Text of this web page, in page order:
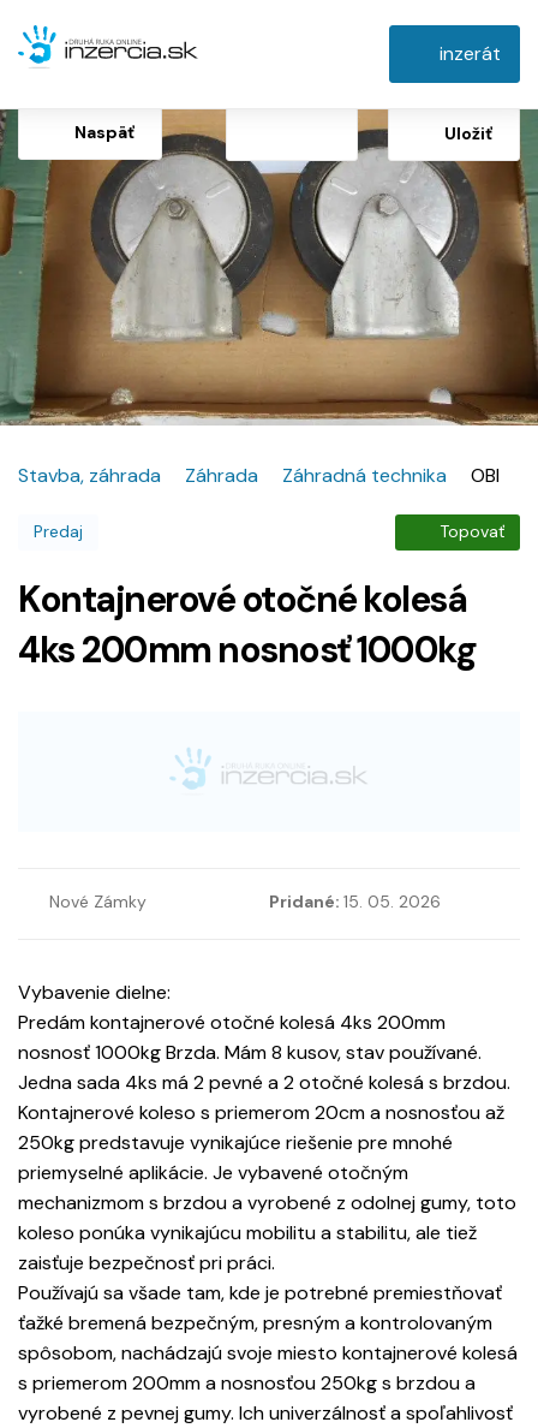
inzerát
Naspäť Uložiť
Stavba, záhrada Záhrada Záhradná technika OBI
Predaj Topovať
Kontajnerové otočné kolesá
4ks 200mm nosnosť 1000kg
Nové Zámky Pridané: 15. 05. 2026
Vybavenie dielne:
Predám kontajnerové otočné kolesá 4ks 200mm
nosnosť 1000kg Brzda. Mám 8 kusov, stav používané.
Jedna sada 4ks má 2 pevné a 2 otočné kolesá s brzdou.
Kontajnerové koleso s priemerom 20cm a nosnosťou až
250kg predstavuje vynikajúce riešenie pre mnohé
priemyselné aplikácie. Je vybavené otočným
mechanizmom s brzdou a vyrobené z odolnej gumy, toto
koleso ponúka vynikajúcu mobilitu a stabilitu, ale tiež
zaisťuje bezpečnosť pri práci.
Používajú sa všade tam, kde je potrebné premiestňovať
ťažké bremená bezpečným, presným a kontrolovaným
spôsobom, nachádzajú svoje miesto kontajnerové kolesá
s priemerom 200mm a nosnosťou 250kg s brzdou a
vyrobené z pevnej gumy. Ich univerzálnosť a spoľahlivosť